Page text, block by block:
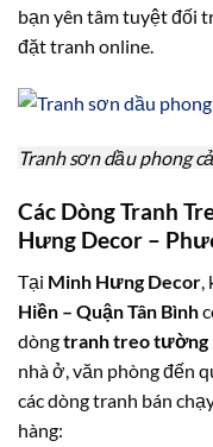
bạn yên tâm tuyệt đối
đặt tranh online.
Tranh sơn dầu phong
Các Dòng Tranh
Hưng Decor –
Tại Minh Hưng Decor
Hiền – Quận Tân Bình
dòngtranh treo tường
nhà ở, văn phòng đến
các dòng tranh bán
hàng: